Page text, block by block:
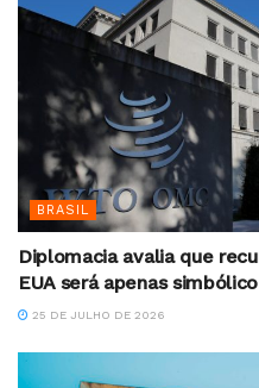
BRASIL
Diplomacia avalia que
EUA será apenas simbólico
25 DE JULHO DE 2026